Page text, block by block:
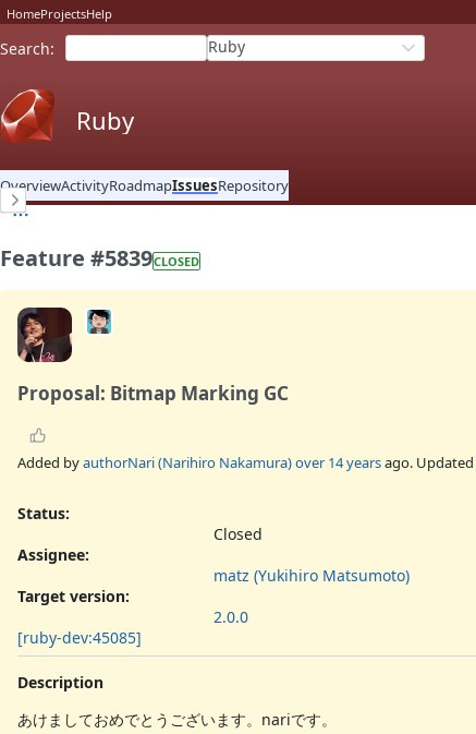
HomeProjectsHelp
Search: Ruby
Ruby
OverviewActivityRoadmapIssuesRepository
Feature #5839CLOSED
Proposal: Bitmap Marking GC
Added byauthorNari (Narihiro Nakamura)over 14 yearsago. Updated
Status:
Closed
Assignee:
matz (Yukihiro Matsumoto)
Target version:
2.0.0
[ruby-dev:45085]
Description
あけましておめでとうございます。nariです。